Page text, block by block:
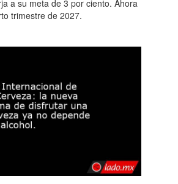
a su meta de 3 por ciento. Ahora
trimestre de 2027.